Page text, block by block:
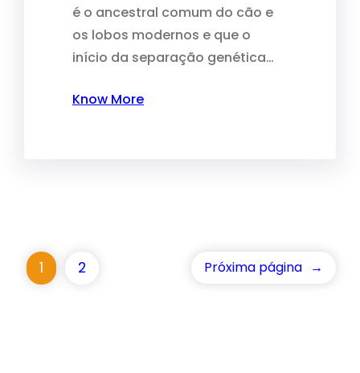
é o ancestral comum do cão e
os lobos modernos e que o
início da separação genética…
Know More
1 2 Próxima página →